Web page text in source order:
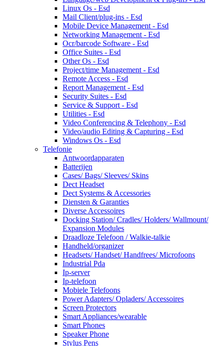
Linux Os - Esd
Mail Client/plug-ins - Esd
Mobile Device Management - Esd
Networking Management - Esd
Ocr/barcode Software - Esd
Office Suites - Esd
Other Os - Esd
Project/time Management - Esd
Remote Access - Esd
Report Management - Esd
Security Suites - Esd
Service & Support - Esd
Utilities - Esd
Video Conferencing & Telephony - Esd
Video/audio Editing & Capturing - Esd
Windows Os - Esd
Telefonie
Antwoordapparaten
Batterijen
Cases/ Bags/ Sleeves/ Skins
Dect Headset
Dect Systems & Accessories
Diensten & Garanties
Diverse Accessoires
Docking Station/ Cradles/ Holders/ Wallmount/
Expansion Modules
Draadloze Telefoon / Walkie-talkie
Handheld/organizer
Headsets/ Handset/ Handfrees/ Microfoons
Industrial Pda
Ip-server
Ip-telefoon
Mobiele Telefoons
Power Adapters/ Opladers/ Accessoires
Screen Protectors
Smart Appliances/wearable
Smart Phones
Speaker Phone
Stylus Pens